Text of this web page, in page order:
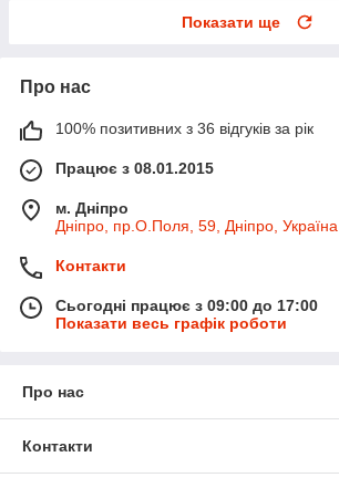
Показати ще
Про нас
100% позитивних з 36 відгуків за рік
Працює з 08.01.2015
м. Дніпро
Дніпро, пр.О.Поля, 59, Дніпро, Україна
Контакти
Сьогодні працює з 09:00 до 17:00
Показати весь графік роботи
Про нас
Контакти